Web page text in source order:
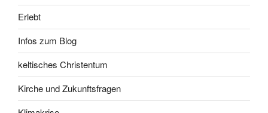
Erlebt
Infos zum Blog
keltisches Christentum
Kirche und Zukunftsfragen